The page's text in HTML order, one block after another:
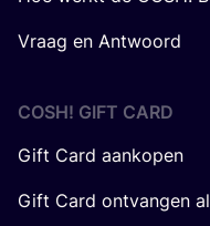
Vraag en Antwoord
COSH! GIFT CARD
Gift Card aankopen
Gift Card ontvangen